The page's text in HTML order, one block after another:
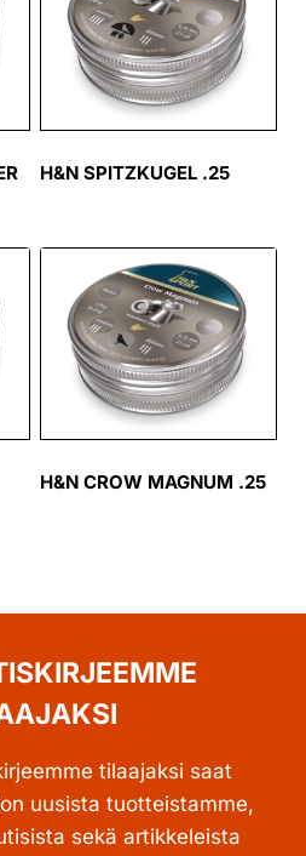
H&N SPITZKUGEL .25
H&N CROW MAGNUM .25
tilaajaksi saat
uusista tuotteistamme,
sekä artikkeleista